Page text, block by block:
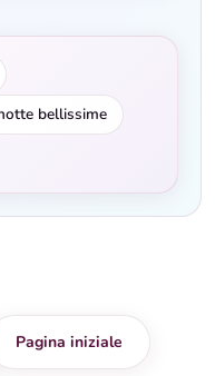
bellissime
Pagina iniziale